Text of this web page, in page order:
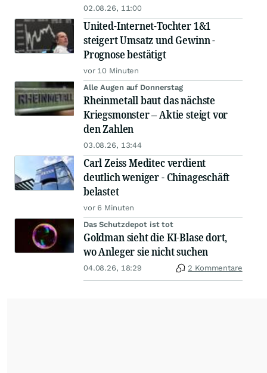
02.08.26, 11:00
United-Internet-Tochter 1&1
steigert Umsatz und Gewinn -
Prognose bestätigt
vor 10 Minuten
Alle Augen auf Donnerstag
Rheinmetall baut das nächste
Kriegsmonster – Aktie steigt vor
den Zahlen
03.08.26, 13:44
Carl Zeiss Meditec verdient
deutlich weniger - Chinageschäft
belastet
vor 6 Minuten
Das Schutzdepot ist tot
Goldman sieht die KI-Blase dort,
wo Anleger sie nicht suchen
04.08.26, 18:29 2 Kommentare